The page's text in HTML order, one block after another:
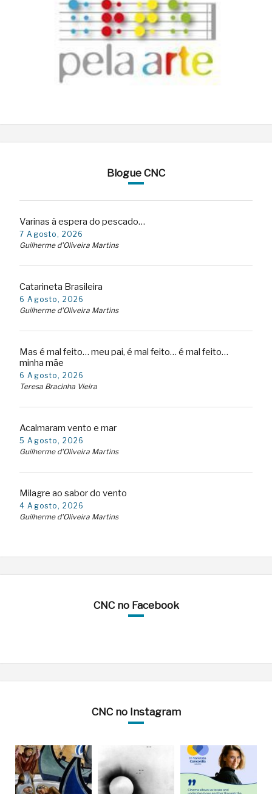
Blogue CNC
Varinas à espera do pescado…
7 Agosto, 2026
Guilherme d'Oliveira Martins
Catarineta Brasileira
6 Agosto, 2026
Guilherme d'Oliveira Martins
Mas é mal feito… meu pai, é mal feito… é mal feito…
minha mãe
6 Agosto, 2026
Teresa Bracinha Vieira
Acalmaram vento e mar
5 Agosto, 2026
Guilherme d'Oliveira Martins
Milagre ao sabor do vento
4 Agosto, 2026
Guilherme d'Oliveira Martins
CNC no Facebook
CNC no Instagram